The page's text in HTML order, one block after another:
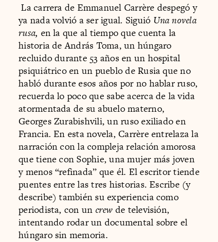
La carrera de Emmanuel Carrère despegó y
ya nada volvió a ser igual. Siguió Una novela
rusa, en la que al tiempo que cuenta la
historia de András Toma, un húngaro
recluido durante 53 años en un hospital
psiquiátrico en un pueblo de Rusia que no
habló durante esos años por no hablar ruso,
recuerda lo poco que sabe acerca de la vida
atormentada de su abuelo materno,
Georges Zurabishvili, un ruso exiliado en
Francia. En esta novela, Carrère entrelaza la
narración con la compleja relación amorosa
que tiene con Sophie, una mujer más joven
y menos “refinada” que él. El escritor tiende
puentes entre las tres historias. Escribe (y
describe) también su experiencia como
periodista, con un crew de televisión,
intentando rodar un documental sobre el
húngaro sin memoria.